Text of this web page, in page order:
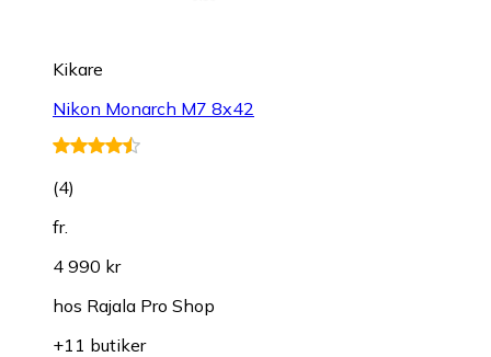
Kikare
Nikon Monarch M7 8x42
(4)
fr.
4 990 kr
hos Rajala Pro Shop
+11 butiker